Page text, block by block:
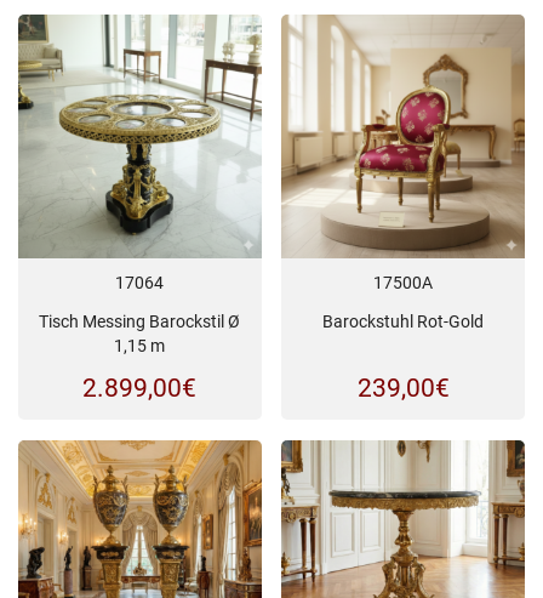
17064
Tisch Messing Barockstil Ø
1,15 m
2.899,00€
17500A
Barockstuhl Rot-Gold
239,00€